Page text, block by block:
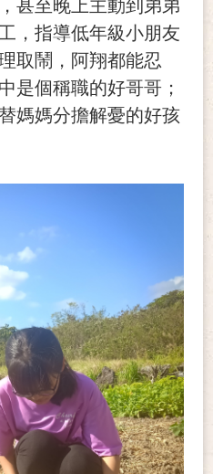
甚至晚上主動到弟弟
，指導低年級小朋友
取鬧，阿翔都能忍
是個稱職的好哥哥；
媽媽分擔解憂的好孩